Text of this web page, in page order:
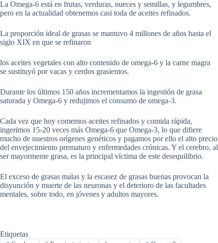
La Omega-6 está en frutas, verduras, nueces y semillas, y legumbres,
pero en la actualidad obtenemos casi toda de aceites refinados.
La proporción ideal de grasas se mantuvo 4 millones de años hasta el
siglo XIX en que se refinaron
los aceites vegetales con alto contenido de omega-6 y la carne magra
se sustituyó por vacas y cerdos grasientos.
Durante los últimos 150 años incrementamos la ingestión de grasa
saturada y Omega-6 y redujimos el consumo de omega-3.
Cada vez que hoy comemos aceites refinados y comida rápida,
ingerimos 15-20 veces más Omega-6 que Omega-3, lo que difiere
mucho de nuestros orígenes genéticos y pagamos por ello el alto precio
del envejecimiento prematuro y enfermedades crónicas. Y el cerebro, al
ser mayormente grasa, es la principal víctima de este desequilibrio.
El exceso de grasas malas y la escasez de grasas buenas provocan la
disyunción y muerte de las neuronas y el deterioro de las facultades
mentales, sobre todo, en jóvenes y adultos mayores.
Etiquetas